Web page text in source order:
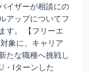
イザーが相談にの
アップについてフ
す。 【フリーエ
象に、キャリア
たな職種へ挑戦し
・Iターンした